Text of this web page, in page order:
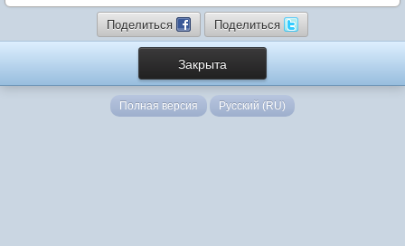
Поделиться Поделиться
Закрыта
Полная версия Русский (RU)